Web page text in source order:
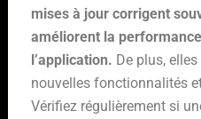
mises à jour corrigent
améliorent la
l’application. De plus,
nouvelles fonctionnalités
Vérifiez régulièrement si